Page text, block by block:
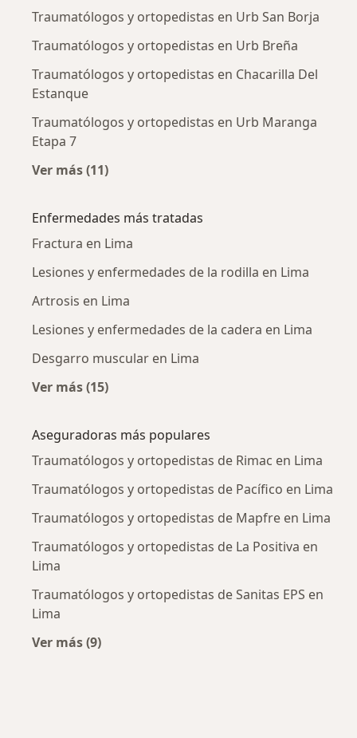
Traumatólogos y ortopedistas en Urb San Borja
Traumatólogos y ortopedistas en Urb Breña
Traumatólogos y ortopedistas en Chacarilla Del
Estanque
Traumatólogos y ortopedistas en Urb Maranga
Etapa 7
Ver más (11)
Enfermedades más tratadas
Fractura en Lima
Lesiones y enfermedades de la rodilla en Lima
Artrosis en Lima
Lesiones y enfermedades de la cadera en Lima
Desgarro muscular en Lima
Ver más (15)
Aseguradoras más populares
Traumatólogos y ortopedistas de Rimac en Lima
Traumatólogos y ortopedistas de Pacífico en Lima
Traumatólogos y ortopedistas de Mapfre en Lima
Traumatólogos y ortopedistas de La Positiva en
Lima
Traumatólogos y ortopedistas de Sanitas EPS en
Lima
Ver más (9)